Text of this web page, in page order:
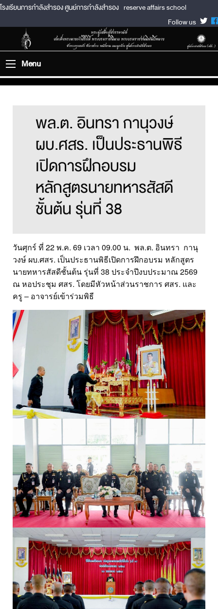
โรงเรียนการกำลังสำรอง ศูนย์การกำลังสำรอง reserve affairs school
Follow us
Menu
พล.ต. อินทรา กานุวงษ์
ผบ.ศสร. เป็นประธานพิธี
เปิดการฝึกอบรม
หลักสูตรนายทหารสัสดี
ชั้นต้น รุ่นที่ 38
วันศุกร์ ที่ 22 พ.ค. 69 เวลา 09.00 น. พล.ต. อินทรา กานุ
วงษ์ ผบ.ศสร. เป็นประธานพิธีเปิดการฝึกอบรม หลักสูตร
นายทหารสัสดีชั้นต้น รุ่นที่ 38 ประจำปีงบประมาณ 2569
ณ หอประชุม ศสร. โดยมีหัวหน้าส่วนราชการ ศสร. และ
ครู – อาจารย์เข้าร่วมพิธี